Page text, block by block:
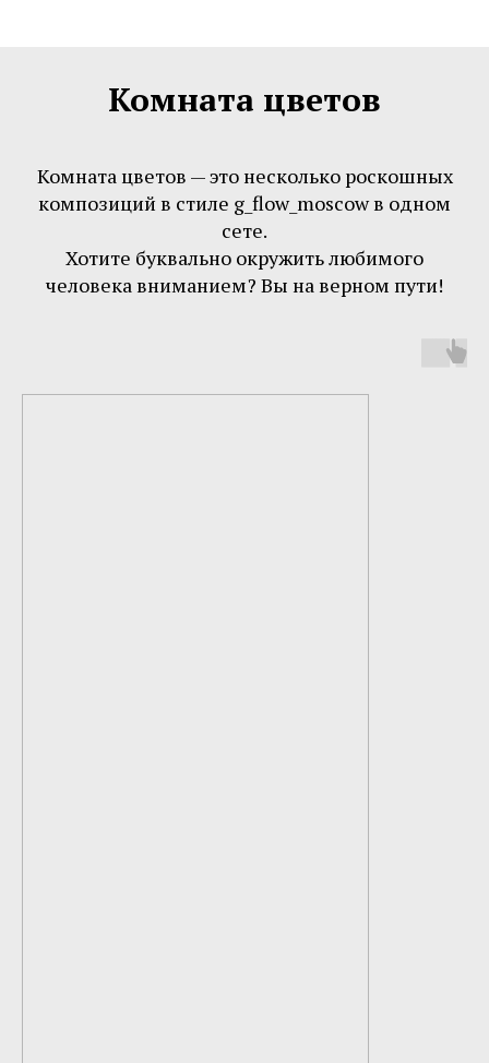
Комната цветов
Комната цветов — это несколько роскошных
композиций в стиле g_flow_moscow в одном
сете.
Хотите буквально окружить любимого
человека вниманием? Вы на верном пути!